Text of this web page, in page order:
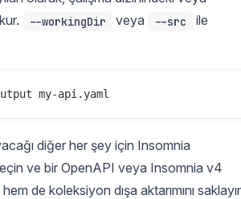
--workingDir veya --src
ile
diğer her şey için Insomnia
seçin ve bir OpenAPI veya Insomnia v4
de koleksiyon dışa aktarımını